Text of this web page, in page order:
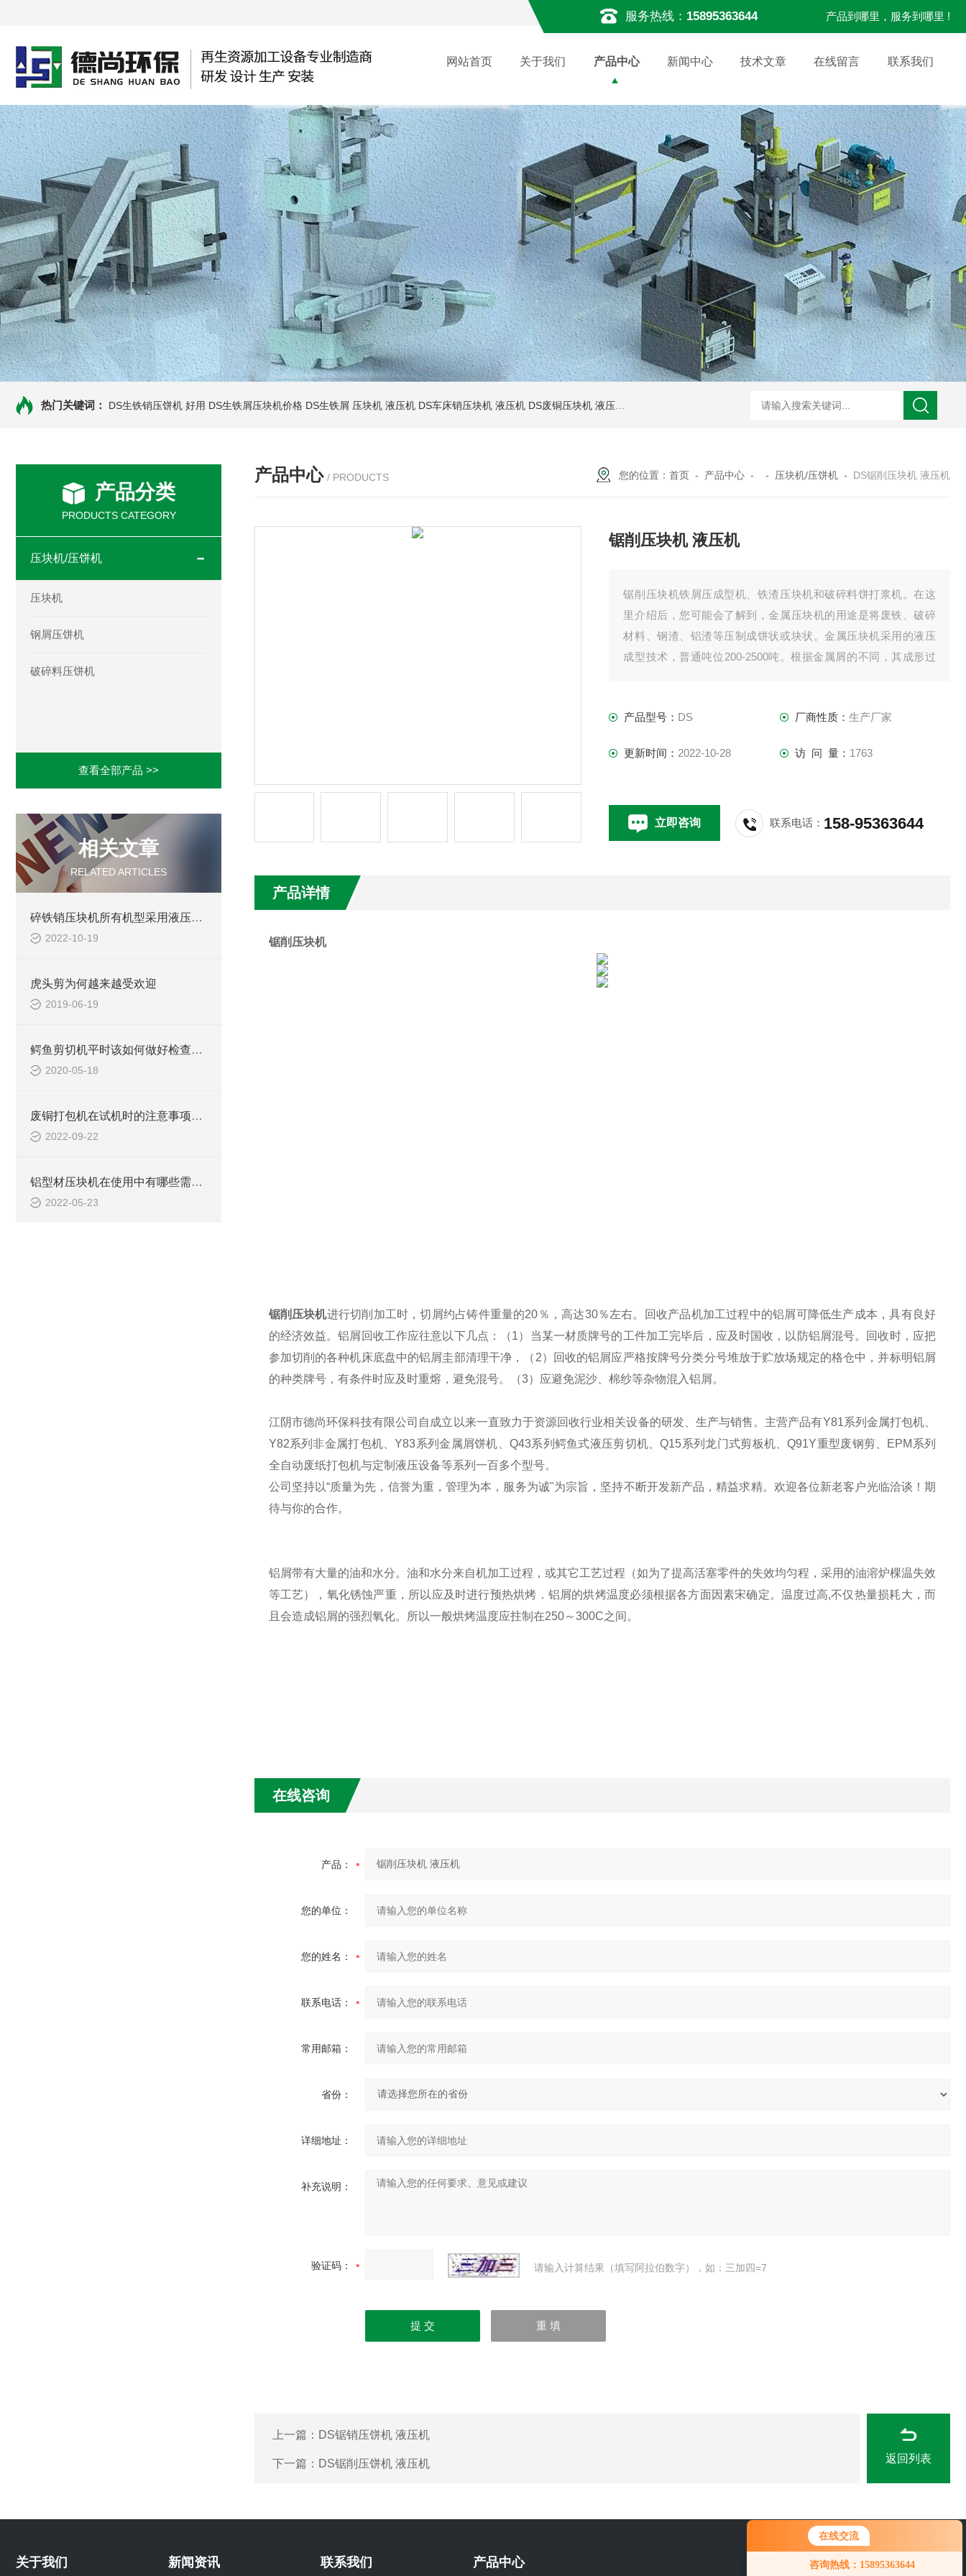
在线交流
咨询热线：15895363644
您好！欢迎前来咨询，很高兴为您
服务，请问您要咨询什么问题呢？
服务热线： 15895363644 产品到哪里，服务到哪里 !
网站首页 关于我们 产品中心 新闻中心 技术文章 在线留言 联系我们
热门关键词： DS生铁销压饼机 好用 DS生铁屑压块机价格 DS生铁屑 压块机 液压机 DS车床销压块机 液压机 DS废铜压块机 液压机 DS冲压件打包机 液压机 DS铁刨花压块机 液压机
产品分类
PRODUCTS CATEGORY
压块机/压饼机
压块机
钢屑压饼机
破碎料压饼机
查看全部产品 >>
相关文章
RELATED ARTICLES
碎铁销压块机所有机型采用液压驱动，可选择手动操作或PLC自动控制
2022-10-19
虎头剪为何越来越受欢迎
2019-06-19
鳄鱼剪切机平时该如何做好检查维修工作
2020-05-18
废铜打包机在试机时的注意事项有哪些？
2022-09-22
铝型材压块机在使用中有哪些需要注意的地方？
2022-05-23
产品中心 / PRODUCTS 您的位置： 首页 - 产品中心 - - 压块机/压饼机 - DS锯削压块机 液压机
锯削压块机 液压机
锯削压块机铁屑压成型机、铁渣压块机和破碎料饼打浆机。在这
里介绍后，您可能会了解到，金属压块机的用途是将废铁、破碎
材料、钢渣、铝渣等压制成饼状或块状。金属压块机采用的液压
成型技术，普通吨位200-2500吨。根据金属屑的不同，其成形过
产品型号： DS 厂商性质： 生产厂家
更新时间： 2022-10-28 访 问 量： 1763
立即咨询 联系电话： 158-95363644
产品详情
锯削压块机
锯削压块机进行切削加工时，切屑约占铸件重量的20 ％，高达30％左右。回收产品机加工过程中的铝屑可降低生产成本，具有良好
的经济效益。铝屑回收工作应往意以下几点：（1）当某一材质牌号的工件加工完毕后，应及时国收，以防铝屑混号。回收时，应把
参加切削的各种机床底盘中的铝屑圭部清理干净，（ 2）回收的铝屑应严格按牌号分类分号堆放于贮放场规定的格仓中，并标明铝屑
的种类牌号，有条件时应及时重熔，避免混号。（3）应避免泥沙、棉纱等杂物混入铝屑。
江阴市德尚环保科技有限公司自成立以来一直致力于资源回收行业相关设备的研发、生产与销售。主营产品有Y81系列金属打包机、
Y82系列非金属打包机、Y83系列金属屑饼机、Q43系列鳄鱼式液压剪切机、Q15系列龙门式剪板机、Q91Y重型废钢剪、EPM系列
全自动废纸打包机与定制液压设备等系列一百多个型号。
公司坚持以“质量为先，信誉为重，管理为本，服务为诚"为宗旨，坚持不断开发新产品，精益求精。欢迎各位新老客户光临洽谈！期
待与你的合作。
铝屑带有大量的油和水分。油和水分来自机加工过程，或其它工艺过程（如为了提高活塞零件的失效均匀程，采用的油溶炉棵温失效
等工艺），氧化锈蚀严重，所以应及时进行预热烘烤．铝屑的烘烤温度必须根据各方面因素宋确定。温度过高,不仅热量损耗大，而
且会造成铝屑的强烈氧化。所以一般烘烤温度应拄制在250～300C之间。
在线咨询
产品：
您的单位：
您的姓名：
联系电话：
常用邮箱：
省份：
详细地址：
补充说明：
验证码： 请输入计算结果（填写阿拉伯数字），如：三加四=7
上一篇： DS锯销压饼机 液压机
下一篇： DS锯削压饼机 液压机 返回列表
关于我们 新闻资讯 联系我们 产品中心 158-95363644